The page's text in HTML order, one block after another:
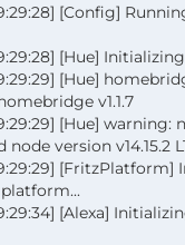
[Config]
[Hue]
[Hue]
v1.1.7
[Hue] warning:
version v14.15.2
[FritzPlatform]
[Alexa]